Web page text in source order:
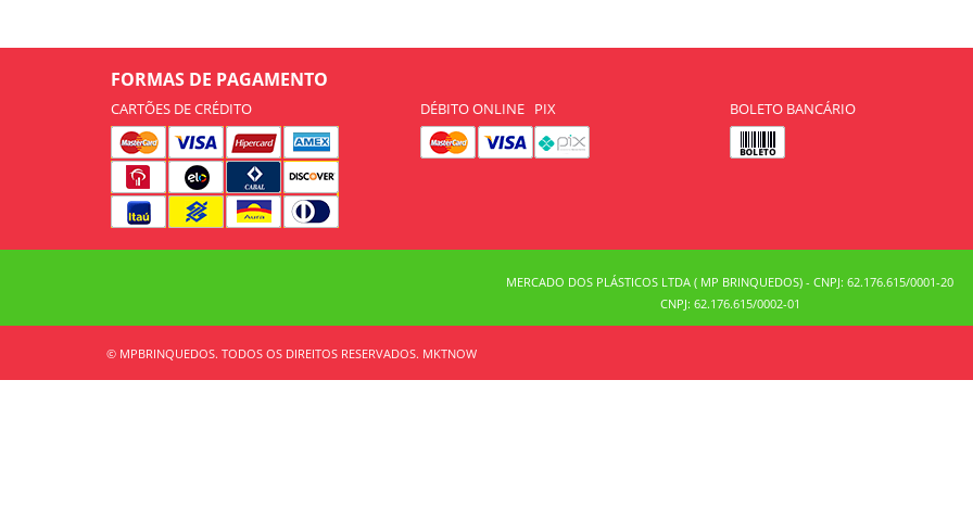
FORMAS DE PAGAMENTO
CARTÕES DE CRÉDITO DÉBITO ONLINE PIX BOLETO BANCÁRIO
MERCADO DOS PLÁSTICOS LTDA ( MP BRINQUEDOS) - CNPJ: 62.176.615/0001-20
CNPJ: 62.176.615/0002-01
© MPBRINQUEDOS. TODOS OS DIREITOS RESERVADOS. MKTNOW